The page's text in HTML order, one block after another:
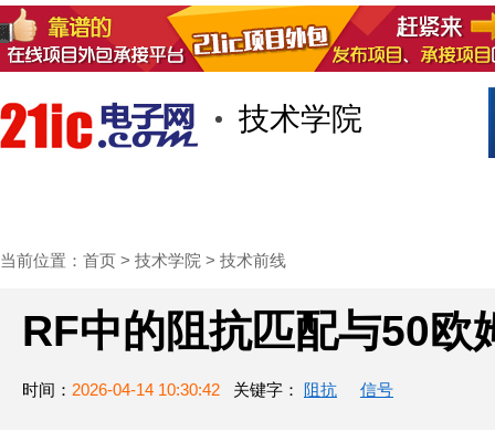
技术学院
当前位置： 首页 > 技术学院 > 技术前线
RF中的阻抗匹配与50欧
时间： 2026-04-14 10:30:42 关键字： 阻抗 信号